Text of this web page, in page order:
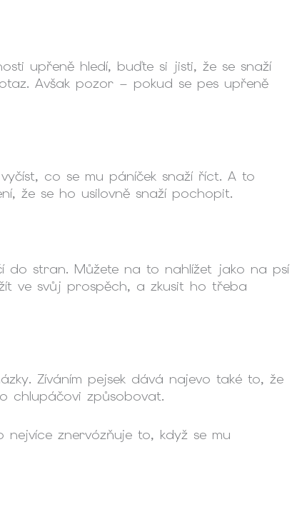
upřeně hledí, buďte si jisti, že se snaží
Avšak pozor – pokud se pes upřeně
co se mu páníček snaží říct. A to
že se ho usilovně snaží pochopit.
do stran. Můžete na to nahlížet jako na psí
ve svůj prospěch, a zkusit ho třeba
Zíváním pejsek dává najevo také to, že
chlupáčovi způsobovat.
znervózňuje to, když se mu